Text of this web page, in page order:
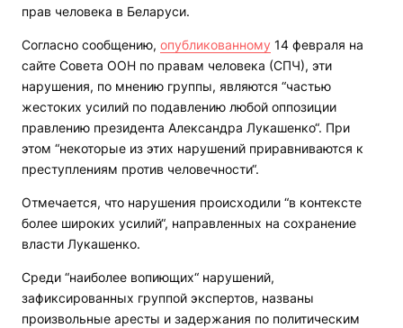
прав человека в Беларуси.
Согласно сообщению, опубликованному 14 февраля на
сайте Совета ООН по правам человека (СПЧ), эти
нарушения, по мнению группы, являются “частью
жестоких усилий по подавлению любой оппозиции
правлению президента Александра Лукашенко“. При
этом “некоторые из этих нарушений приравниваются к
преступлениям против человечности“.
Отмечается, что нарушения происходили “в контексте
более широких усилий“, направленных на сохранение
власти Лукашенко.
Среди “наиболее вопиющих“ нарушений,
зафиксированных группой экспертов, названы
произвольные аресты и задержания по политическим